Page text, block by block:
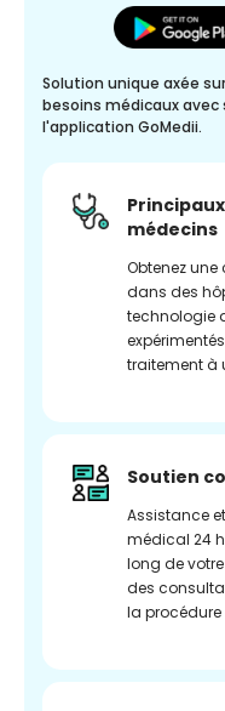
Solution unique axée
besoins médicaux
l'application GoMedii.
médecins
Obtenez
dans des
technologie
traitement à
Soutien
Assistance
médical 24
long de
des
la